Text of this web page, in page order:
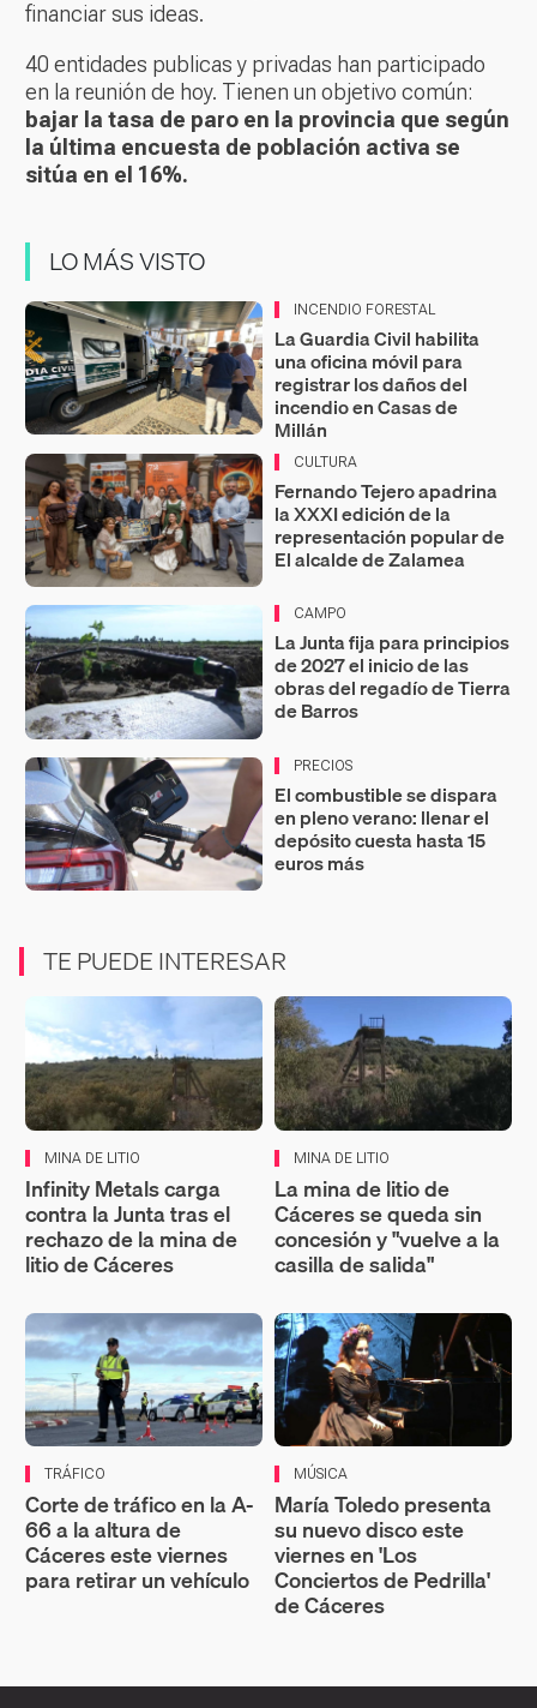
financiar sus ideas.
40 entidades publicas y privadas han participado
en la reunión de hoy. Tienen un objetivo común:
bajar la tasa de paro en la provincia que según
la última encuesta de población activa se
sitúa en el 16%.
LO MÁS VISTO
INCENDIO FORESTAL
La Guardia Civil habilita
una oficina móvil para
registrar los daños del
incendio en Casas de
Millán
CULTURA
Fernando Tejero apadrina
la XXXI edición de la
representación popular de
El alcalde de Zalamea
CAMPO
La Junta fija para principios
de 2027 el inicio de las
obras del regadío de Tierra
de Barros
PRECIOS
El combustible se dispara
en pleno verano: llenar el
depósito cuesta hasta 15
euros más
TE PUEDE INTERESAR
MINA DE LITIO
Infinity Metals carga
contra la Junta tras el
rechazo de la mina de
litio de Cáceres
MINA DE LITIO
La mina de litio de
Cáceres se queda sin
concesión y "vuelve a la
casilla de salida"
TRÁFICO
Corte de tráfico en la A-
66 a la altura de
Cáceres este viernes
para retirar un vehículo
MÚSICA
María Toledo presenta
su nuevo disco este
viernes en 'Los
Conciertos de Pedrilla'
de Cáceres